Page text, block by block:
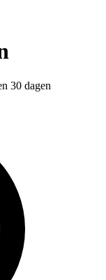
30 dagen